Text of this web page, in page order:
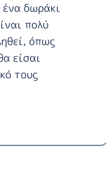
δωράκι
πολύ
όπως
είσαι
τους